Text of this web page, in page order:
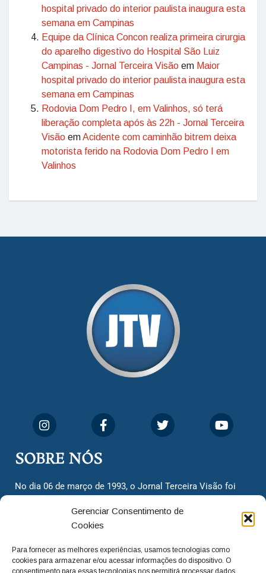
Gerenciar Consentimento de
Cookies
Para fornecer as melhores experiências, usamos tecnologias como
cookies para armazenar e/ou acessar informações do dispositivo. O
consentimento para essas tecnologias nos permitirá processar dados
hospital privado do interior paulista inaugura esta
semana em Campinas
Equipe da Clínica Concon realiza primeira cirurgia
do aparelho digestivo do Hospital São Luiz
Campinas - Jornal Terceira Visão em Maior
hospital privado do interior paulista inaugura esta
semana em Campinas
Rodovia Dom Pedro I, em Valinhos, só terá
liberação completa após às 22h - Jornal Terceira
Visão emAcidente com caminhão bitrem deixa
motorista ferido na Rodovia Dom Pedro I em
Valinhos
SOBRE NÓS
No dia 06 de março de 1993, o Jornal Terceira Visão foi
cidadãos valinhenses, já que naquela época só existiam
dois jornais. Há mais de 30 anos, o jornal continua
com o foco de trazer as melhores notícias. Nunca